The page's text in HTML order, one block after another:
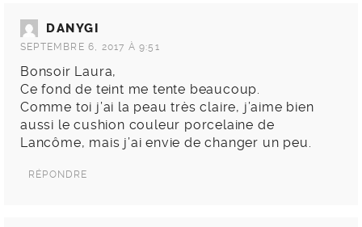
DANYGI
SEPTEMBRE 6, 2017 À 9:51
Bonsoir Laura,
Ce fond de teint me tente beaucoup.
Comme toi j’ai la peau très claire, j’aime bien
aussi le cushion couleur porcelaine de
Lancôme, mais j’ai envie de changer un peu.
RÉPONDRE